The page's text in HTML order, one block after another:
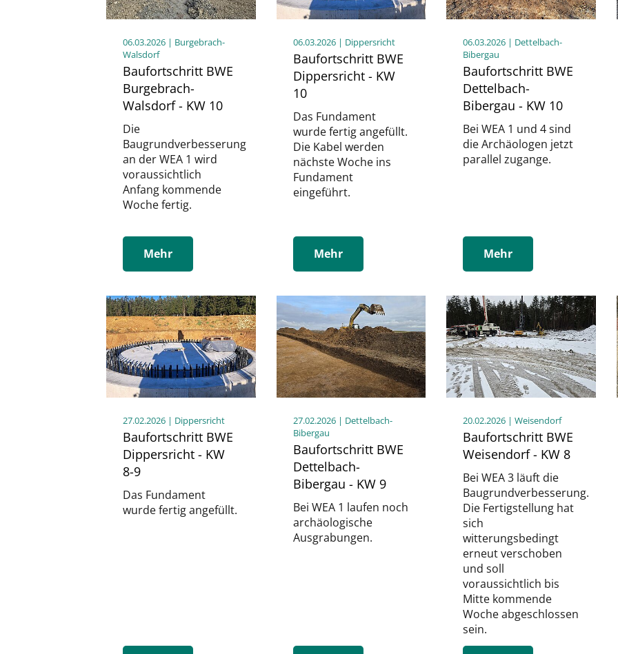
06.03.2026 | Burgebrach-
Walsdorf
Baufortschritt BWE
Burgebrach-
Walsdorf - KW 10
Die
Baugrundverbesserung
an der WEA 1 wird
voraussichtlich
Anfang kommende
Woche fertig.
Mehr
06.03.2026 | Dippersricht
Baufortschritt BWE
Dippersricht - KW
10
Das Fundament
wurde fertig angefüllt.
Die Kabel werden
nächste Woche ins
Fundament
eingeführt.
Mehr
06.03.2026 | Dettelbach-
Bibergau
Baufortschritt BWE
Dettelbach-
Bibergau - KW 10
Bei WEA 1 und 4 sind
die Archäologen jetzt
parallel zugange.
Mehr
27.02.2026 | Dippersricht
Baufortschritt BWE
Dippersricht - KW
8-9
Das Fundament
wurde fertig angefüllt.
27.02.2026 | Dettelbach-
Bibergau
Baufortschritt BWE
Dettelbach-
Bibergau - KW 9
Bei WEA 1 laufen noch
archäologische
Ausgrabungen.
20.02.2026 | Weisendorf
Baufortschritt BWE
Weisendorf - KW 8
Bei WEA 3 läuft die
Baugrundverbesserung.
Die Fertigstellung hat
sich
witterungsbedingt
erneut verschoben
und soll
voraussichtlich bis
Mitte kommende
Woche abgeschlossen
sein.